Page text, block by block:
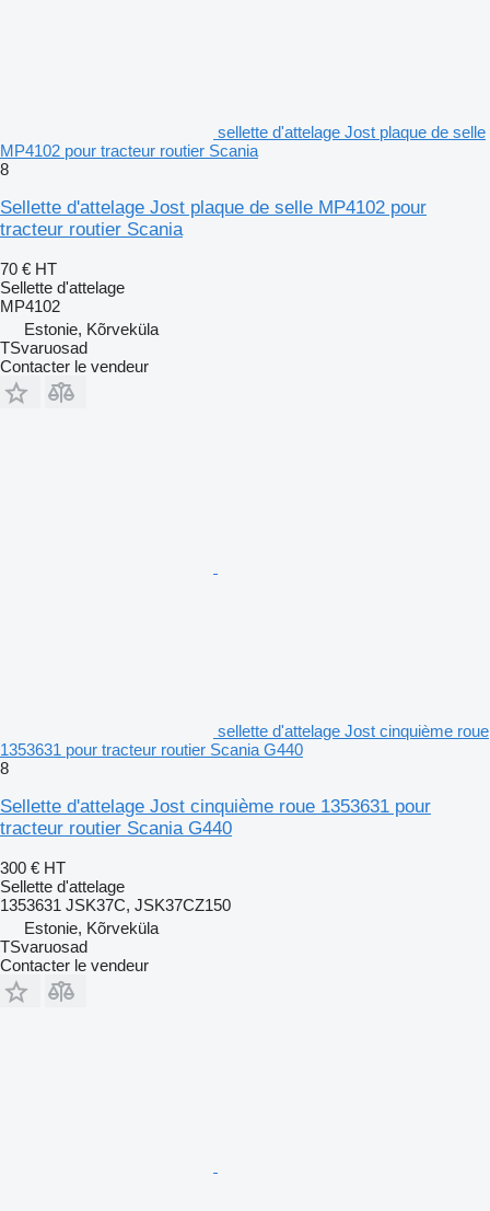
sellette d'attelage Jost plaque de selle
MP4102 pour tracteur routier Scania
8
Sellette d'attelage Jost plaque de selle MP4102 pour
tracteur routier Scania
70 € HT
Sellette d'attelage
MP4102
Estonie, Kõrveküla
TSvaruosad
Contacter le vendeur
sellette d'attelage Jost cinquième roue
1353631 pour tracteur routier Scania G440
8
Sellette d'attelage Jost cinquième roue 1353631 pour
tracteur routier Scania G440
300 € HT
Sellette d'attelage
1353631 JSK37C, JSK37CZ150
Estonie, Kõrveküla
TSvaruosad
Contacter le vendeur